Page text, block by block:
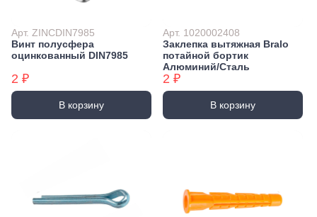
Арт. ZINCDIN7985
Винт полусфера
оцинкованный DIN7985
2 ₽
В корзину
Арт. 1020002408
Заклепка вытяжная Bralo
потайной бортик
Алюминий/Сталь
2 ₽
В корзину